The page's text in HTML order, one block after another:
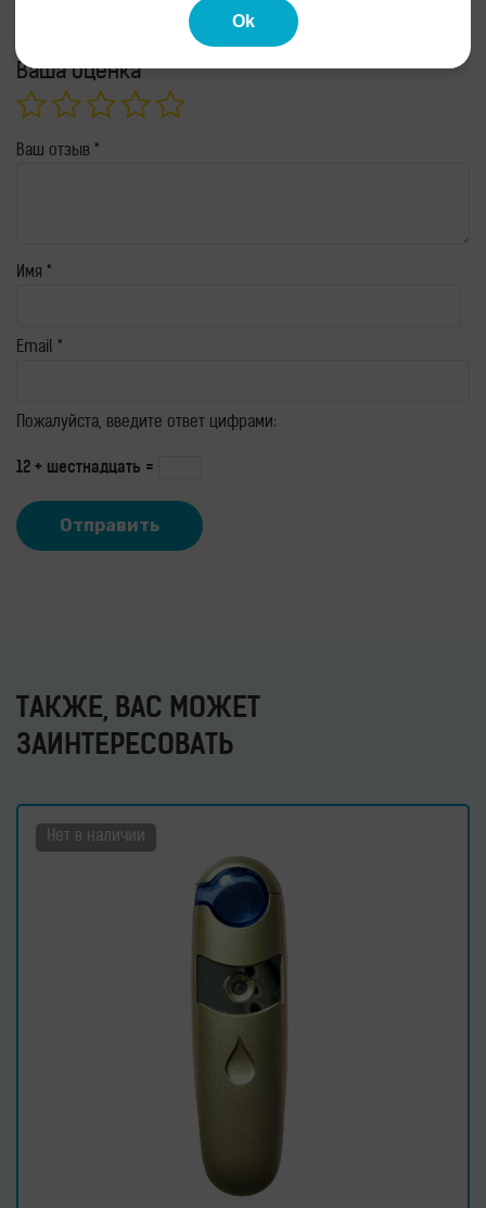
Ваша оценка
Ваш отзыв *
Имя *
Email *
Пожалуйста, введите ответ цифрами:
12 + шестнадцать =
ТАКЖЕ, ВАС МОЖЕТ
ЗАИНТЕРЕСОВАТЬ
Нет в наличии
Ok